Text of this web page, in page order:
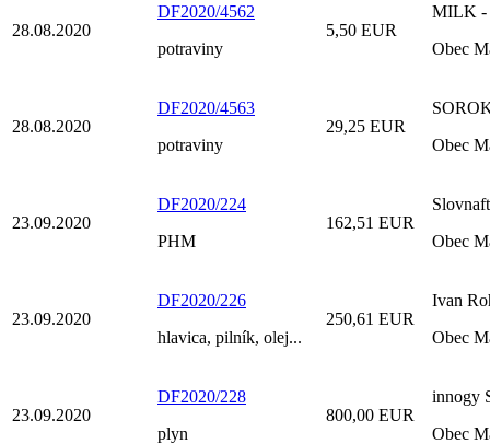
28.08.2020
DF2020/4562
potraviny
5,50 EUR
MILK -
Obec
28.08.2020
DF2020/4563
potraviny
29,25 EUR
Obec
23.09.2020
DF2020/224
PHM
162,51 EUR
Obec
23.09.2020
DF2020/226
hlavica, pilník, olej...
250,61 EUR
Ivan
Obec
23.09.2020
DF2020/228
plyn
800,00 EUR
innogy
Obec